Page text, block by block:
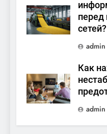
перед
сетей?
admin
Как
admin